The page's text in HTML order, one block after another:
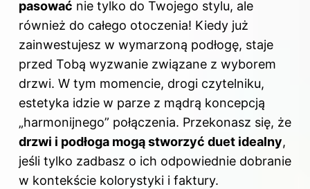
pasować nie tylko do Twojego stylu, ale
również do całego otoczenia! Kiedy już
zainwestujesz w wymarzoną podłogę, staje
przed Tobą wyzwanie związane z wyborem
drzwi. W tym momencie, drogi czytelniku,
estetyka idzie w parze z mądrą koncepcją
„harmonijnego” połączenia. Przekonasz się, że
drzwi i podłoga mogą stworzyć duet idealny,
jeśli tylko zadbasz o ich odpowiednie dobranie
w kontekście kolorystyki i faktury.